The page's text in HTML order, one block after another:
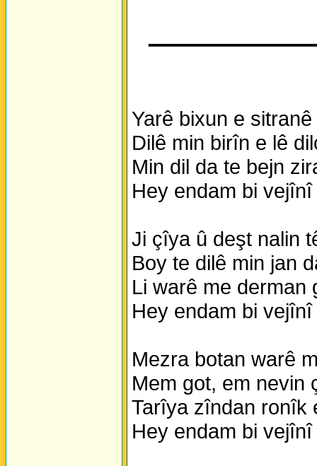
Yarê bixun e
Dilê min birîn e lê
Min dil da te bejn
Hey endam bi
Ji çîya û deşt nalin
Boy te dilê min jan
Li warê me derman
Hey endam bi
Mezra botan warê
Mem got, em nevin
Tarîya zîndan ronîk
Hey endam bi